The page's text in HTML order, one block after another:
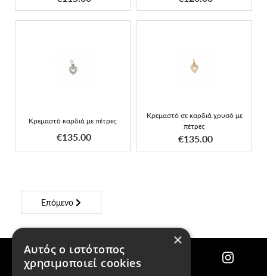
Κρεμαστό καρδιά με πέτρες
€135.00
Κρεμαστό καρδιά με
πέτρες
ΑΠΟΚΤΗΣΕ ΤΟ
Κρεμαστό σε καρδιά χρυσό με
πέτρες
€135.00
Κρεμαστό σε καρδιά
χρυσό με πέτρες
ΑΠΟΚΤΗΣΕ ΤΟ
Επόμενο
×
Αυτός ο ιστότοπος
χρησιμοποιεί cookies